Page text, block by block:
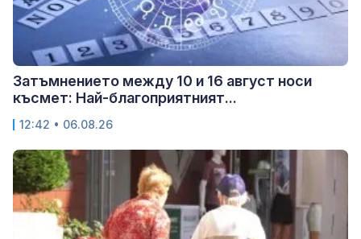
Затъмнението между 10 и 16 август носи
късмет: Най-благоприятният...
12:42 • 06.08.26